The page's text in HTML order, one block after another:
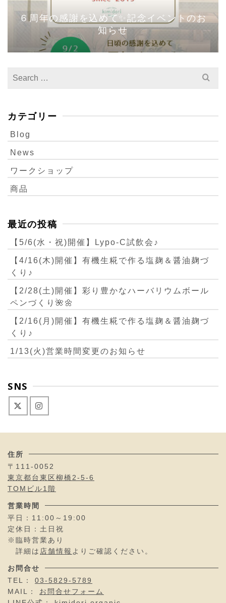
６周年の感謝を込めて✨記念イベントのお
知らせ
Search
カテゴリー
Blog
News
ワークショップ
商品
最近の投稿
【5/6(水・祝)開催】Lypo-C試飲会♪
【4/16(木)開催】有機生糀で作る塩麹＆醤油麹づ
くり♪
【2/28(土)開催】彩り豊かなハーバリウムボール
ペンづくり🌺🌼
【2/16(月)開催】有機生糀で作る塩麹＆醤油麹づ
くり♪
1/13(火)営業時間変更のお知らせ
SNS
住所
〒111-0052
東京都台東区柳橋2-5-6
TOMビル1階
営業時間
平日：11:00～19:00
定休日：土日祝
※臨時営業あり
詳細は 店舗情報 よりご確認ください。
お問合せ
TEL： 03-5829-5789
MAIL： お問合せフォーム